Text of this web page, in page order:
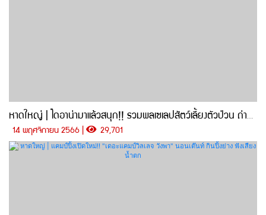
หาดใหญ่ | ไดอาน่ามาแล้วสนุก!! รวมพลเซเลปสัตว์เลี้ยงตัวป่วน ถ่ายรูป ป้อนอาหาร ชมฟรีตลอดงาน
14 พฤศจิกายน 2566 | 29,701